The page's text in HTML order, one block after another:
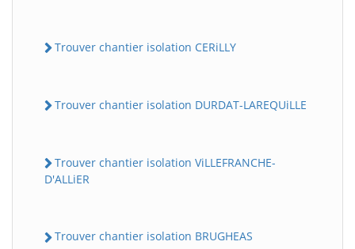
Trouver chantier isolation CERiLLY
Trouver chantier isolation DURDAT-LAREQUiLLE
Trouver chantier isolation ViLLEFRANCHE-
D'ALLiER
Trouver chantier isolation BRUGHEAS